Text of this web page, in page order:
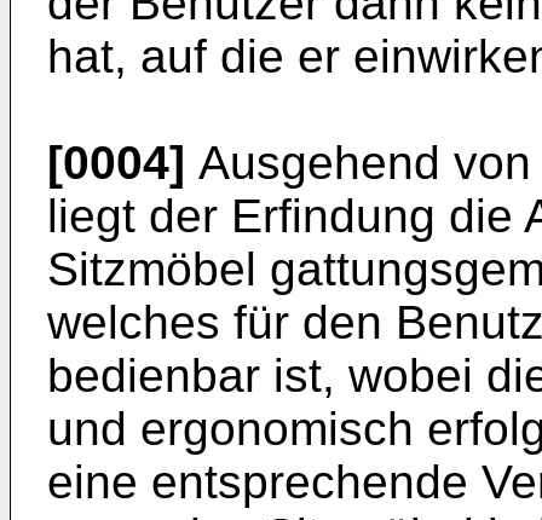
hat, auf die er
[0004] Ausgehend
liegt der Erfindung die
Sitzmöbel
welches für den
bedienbar ist, wobei
und ergonomisch
eine entsprechende